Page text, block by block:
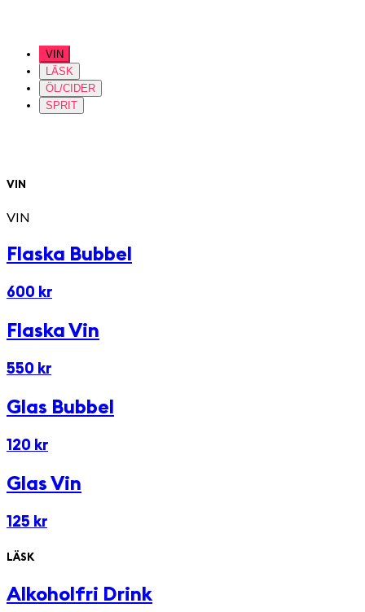
VIN
LÄSK
ÖL/CIDER
SPRIT
VIN
VIN
Flaska Bubbel
600 kr
Flaska Vin
550 kr
Glas Bubbel
120 kr
Glas Vin
125 kr
LÄSK
Alkoholfri Drink